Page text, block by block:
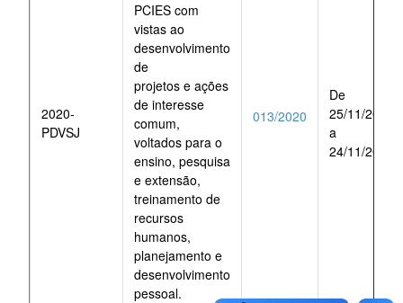
2020-
PDVSJ
PCIES com
vistas ao
desenvolvimento
de
projetos e ações
de interesse
comum,
voltados para o
ensino, pesquisa
e extensão,
treinamento de
recursos
humanos,
planejamento e
desenvolvimento
pessoal.
013/2020
De
25/11/2020
a
24/11/2025